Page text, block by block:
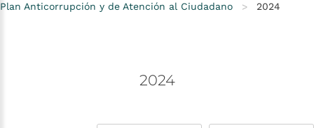
Plan Anticorrupción y de Atención al Ciudadano
> 2024
2024